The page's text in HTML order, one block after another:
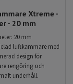
Xtreme -
- 20 mm
20 mm
luftkammare med
design för
rengöring och
underhåll.